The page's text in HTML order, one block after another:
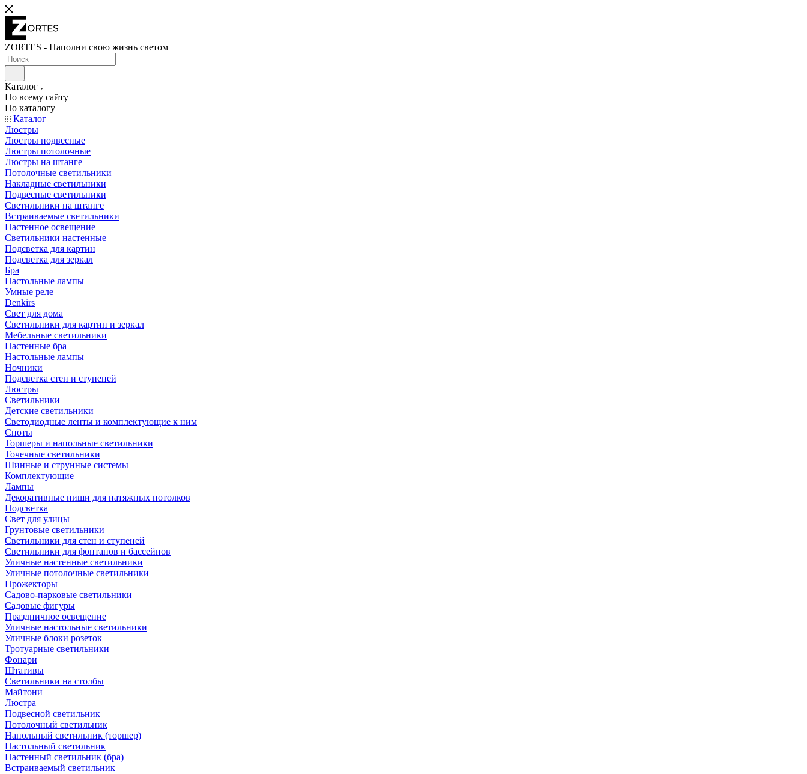
ZORTES - Наполни свою жизнь светом
Каталог
По всему сайту
По каталогу
Каталог
Люстры
Люстры подвесные
Люстры потолочные
Люстры на штанге
Потолочные светильники
Накладные светильники
Подвесные светильники
Светильники на штанге
Встраиваемые светильники
Настенное освещение
Светильники настенные
Подсветка для картин
Подсветка для зеркал
Бра
Настольные лампы
Умные реле
Denkirs
Свет для дома
Светильники для картин и зеркал
Мебельные светильники
Настенные бра
Настольные лампы
Ночники
Подсветка стен и ступеней
Люстры
Светильники
Детские светильники
Светодиодные ленты и комплектующие к ним
Споты
Торшеры и напольные светильники
Точечные светильники
Шинные и струнные системы
Комплектующие
Лампы
Декоративные ниши для натяжных потолков
Подсветка
Свет для улицы
Грунтовые светильники
Светильники для стен и ступеней
Светильники для фонтанов и бассейнов
Уличные настенные светильники
Уличные потолочные светильники
Прожекторы
Садово-парковые светильники
Садовые фигуры
Праздничное освещение
Уличные настольные светильники
Уличные блоки розеток
Тротуарные светильники
Фонари
Штативы
Светильники на столбы
Майтони
Люстра
Подвесной светильник
Потолочный светильник
Напольный светильник (торшер)
Настольный светильник
Настенный светильник (бра)
Встраиваемый светильник